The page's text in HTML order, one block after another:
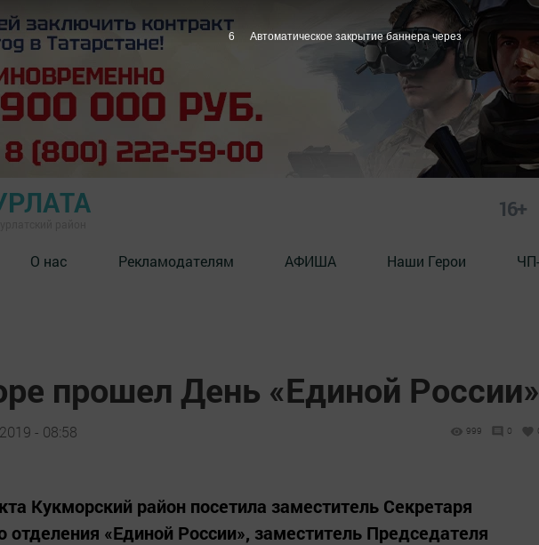
16+
О нас Рекламодателям АФИША Наши Герои
прошел День «Единой России»
- 08:58 999 0
Кукморский район посетила заместитель Секретаря
отделения «Единой России», заместитель Председателя
5 Автоматическое закрытие баннера через